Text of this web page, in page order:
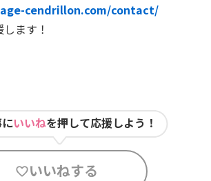
cendrillon.com/contact/
ます！
いいねを押して応援しよう！
いいねする